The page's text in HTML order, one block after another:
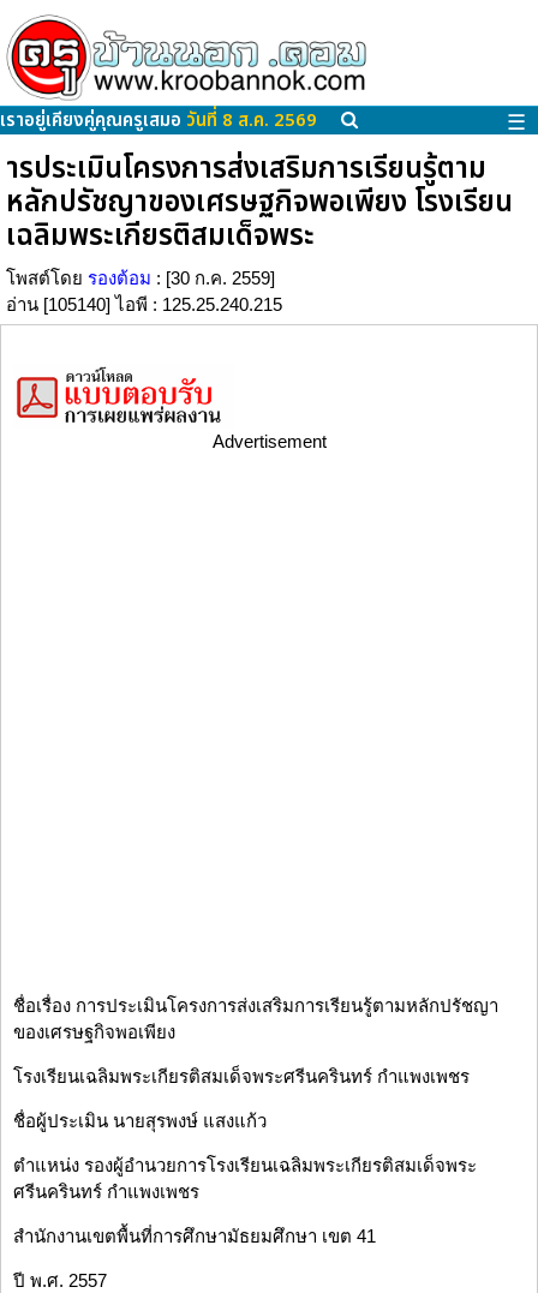
เราอยู่เคียงคู่คุณครูเสมอ วันที่ 8 ส.ค. 2569 ☰
ารประเมินโครงการส่งเสริมการเรียนรู้ตาม
หลักปรัชญาของเศรษฐกิจพอเพียง โรงเรียน
เฉลิมพระเกียรติสมเด็จพระ
โพสต์โดย รองต้อม : [30 ก.ค. 2559]
อ่าน [105140] ไอพี : 125.25.240.215
Advertisement
ชื่อเรื่อง การประเมินโครงการส่งเสริมการเรียนรู้ตามหลักปรัชญา
ของเศรษฐกิจพอเพียง
โรงเรียนเฉลิมพระเกียรติสมเด็จพระศรีนครินทร์ กำแพงเพชร
ชื่อผู้ประเมิน นายสุรพงษ์ แสงแก้ว
ตำแหน่ง รองผู้อำนวยการโรงเรียนเฉลิมพระเกียรติสมเด็จพระ
ศรีนครินทร์ กำแพงเพชร
สำนักงานเขตพื้นที่การศึกษามัธยมศึกษา เขต 41
ปี พ.ศ. 2557